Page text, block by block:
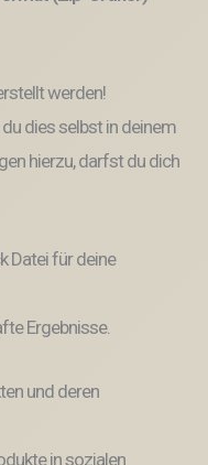
werden!
dies selbst in deinem
hierzu, darfst du dich
Datei für deine
Ergebnisse.
und deren
in sozialen